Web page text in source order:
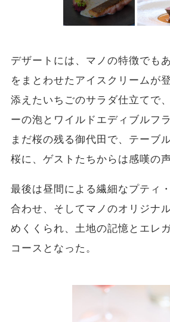
デザートには、マノの特徴でも
をまとわせたアイスクリームが
添えたいちごのサラダ仕立て​で
ーの泡とワイルドエディブルフ
まだ桜の残る御代田で、テーブ
桜に、ゲストたちからは感嘆の
最後は昼間による繊細なプティ
合わせ、そしてマノのオリジナ
めくくられ、土地の記憶とエレ
コースとなった。